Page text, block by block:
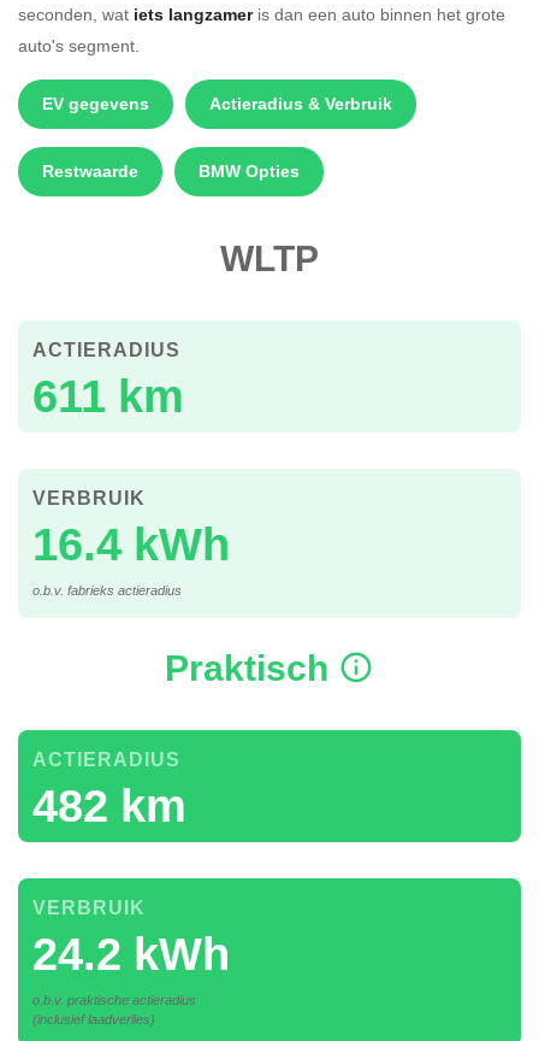
seconden, wat iets langzameris dan een auto binnen het grote
auto's segment.
EV gegevens Actieradius & Verbruik
Restwaarde BMW Opties
WLTP
611 km
ACTIERADIUS
16.4 kWh
VERBRUIK
o.b.v. fabrieks actieradius
Praktisch
482 km
ACTIERADIUS
24.2 kWh
VERBRUIK
o.b.v. praktische actieradius
(inclusief laadverlies)